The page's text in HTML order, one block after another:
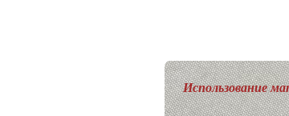
Использование